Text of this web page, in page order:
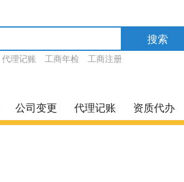
搜索
代理记账 工商年检 工商注册
公司变更 代理记账 资质代办